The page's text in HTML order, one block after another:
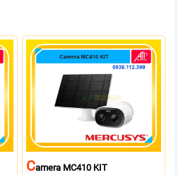
CAmera MC410 KIT